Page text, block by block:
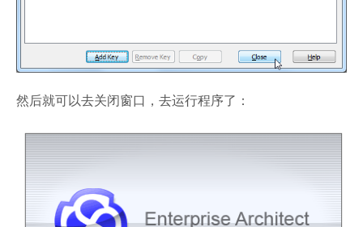
然后就可以去关闭窗口，去运行程序了：